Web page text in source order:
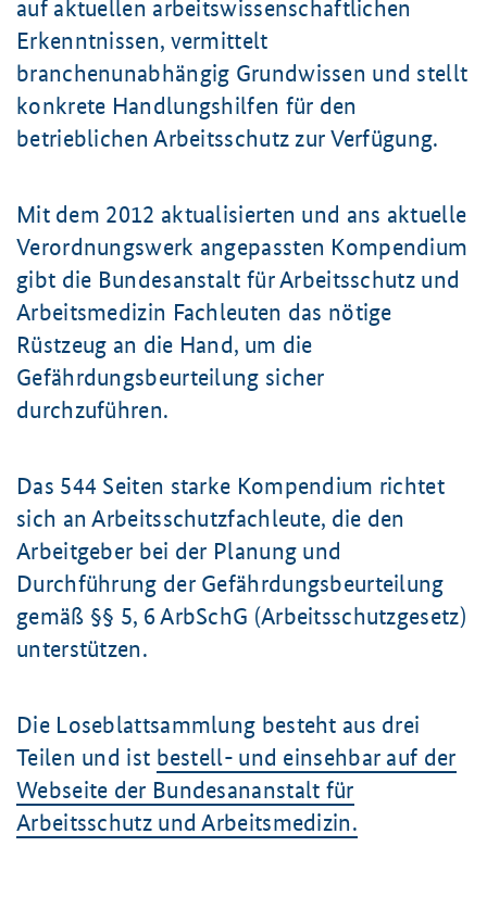
auf aktuellen arbeitswissenschaftlichen
Erkenntnissen, vermittelt
branchenunabhängig Grundwissen und stellt
konkrete Handlungshilfen für den
betrieblichen Arbeitsschutz zur Verfügung.
Mit dem 2012 aktualisierten und ans aktuelle
Verordnungswerk angepassten Kompendium
gibt die Bundesanstalt für Arbeitsschutz und
Arbeitsmedizin Fachleuten das nötige
Rüstzeug an die Hand, um die
Gefährdungsbeurteilung sicher
durchzuführen.
Das 544 Seiten starke Kompendium richtet
sich an Arbeitsschutzfachleute, die den
Arbeitgeber bei der Planung und
Durchführung der Gefährdungsbeurteilung
gemäß §§ 5, 6 ArbSchG (Arbeitsschutzgesetz)
unterstützen.
Die Loseblattsammlung besteht aus drei
Teilen und ist bestell- und einsehbar auf der
Webseite der Bundesananstalt für
Arbeitsschutz und Arbeitsmedizin.